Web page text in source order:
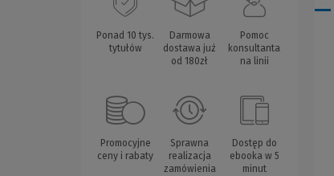
Ponad 10 tys.
tytułów
Darmowa
dostawa już
od 180zł
Pomoc
konsultanta
na linii
Promocyjne
ceny i rabaty
Sprawna
realizacja
zamówienia
Dostęp do
ebooka w 5
minut